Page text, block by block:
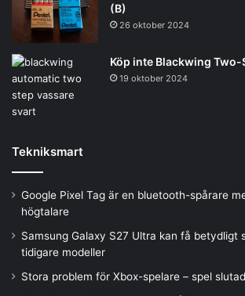
(B)
26 oktober 2024
Köp inte Blackwing
19 oktober 2024
Tekniksmart
Google Pixel Tag är en bluetooth-spårare
högtalare
Samsung Galaxy S27 Ultra kan få betydligt
tidigare modeller
Stora problem för Xbox-spelare – spel